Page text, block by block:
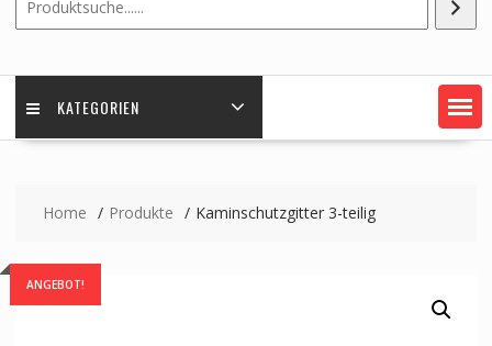
KATEGORIEN
Home Produkte Kaminschutzgitter 3-teilig
ANGEBOT!